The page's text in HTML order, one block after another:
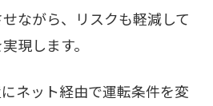
ながら、リスクも軽減して
現します。
ネット経由で運転条件を変